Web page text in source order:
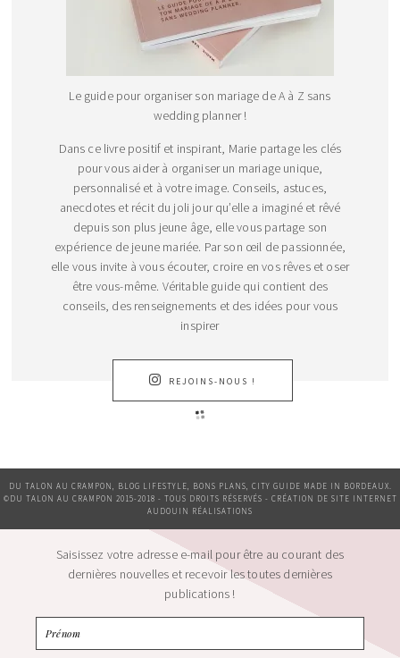
Le guide pour organiser son mariage de A à Z sans
wedding planner !
Dans ce livre positif et inspirant, Marie partage les clés
pour vous aider à organiser un mariage unique,
personnalisé et à votre image. Conseils, astuces,
anecdotes et récit du joli jour qu’elle a imaginé et rêvé
depuis son plus jeune âge, elle vous partage son
expérience de jeune mariée. Par son œil de passionnée,
elle vous invite à vous écouter, croire en vos rêves et oser
être vous-même. Véritable guide qui contient des
conseils, des renseignements et des idées pour vous
inspirer
REJOINS-NOUS !
DU TALON AU CRAMPON, BLOG LIFESTYLE, BONS PLANS, CITY GUIDE MADE IN BORDEAUX.
©DU TALON AU CRAMPON 2015-2018 - TOUS DROITS RÉSERVÉS - CRÉATION DE SITE INTERNET
AUDOUIN RÉALISATIONS
Saisissez votre adresse e-mail pour être au courant des
dernières nouvelles et recevoir les toutes dernières
publications !